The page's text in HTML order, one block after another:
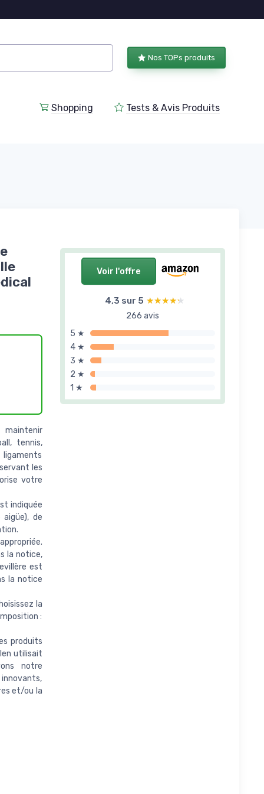
Nos TOPs produits
Shopping Tests & Avis Produits
Voir l'offre
4,3 sur 5 ★★★★★
★★★★★
266 avis
5 ★
4 ★
3 ★
2 ★
1 ★
maintenir
tennis,
les
votre
indiquée
de
la notice,
est
la notice
la
:
produits
utilisait
notre
et/ou la